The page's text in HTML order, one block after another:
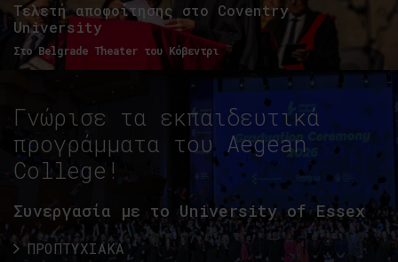
Τελετή αποφοίτησης στο Coventry
University
Στο Belgrade Theater του Κόβεντρι
Γνώρισε τα εκπαιδευτικά
προγράμματα του Aegean
College!
Συνεργασία με το University of Essex
ΠΡΟΠΤΥΧΙΑΚΑ